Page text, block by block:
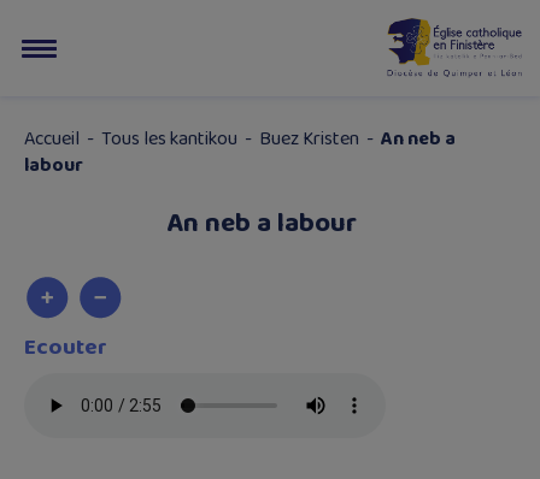
Accueil - Tous les kantikou - Buez Kristen - An neb a
labour
An neb a labour
Ecouter